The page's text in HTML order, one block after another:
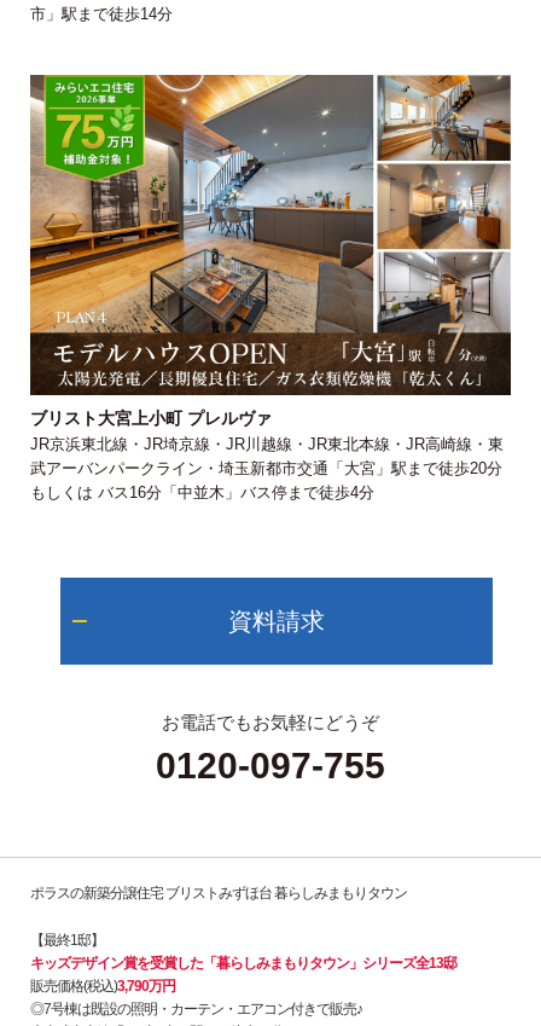
市」駅まで徒歩14分
ブリスト大宮上小町 プレルヴァ
JR京浜東北線・JR埼京線・JR川越線・JR東北本線・JR高崎線・東
武アーバンパークライン・埼玉新都市交通「大宮」駅まで徒歩20分
もしくは バス16分「中並木」バス停まで徒歩4分
資料請求
お電話でもお気軽にどうぞ
0120-097-755
ポラスの新築分譲住宅 ブリストみずほ台 暮らしみまもりタウン
【最終1邸】
キッズデザイン賞を受賞した「暮らしみまもりタウン」シリーズ全13邸
販売価格(税込)3,790万円
◎7号棟は既設の照明・カーテン・エアコン付きで販売♪